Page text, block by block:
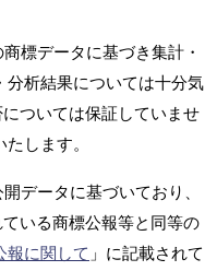
標データに基づき集計・
析結果については十分気
ついては保証していませ
します。
データに基づいており、
いる商標公報等と同等の
報に関して 」に記載されて